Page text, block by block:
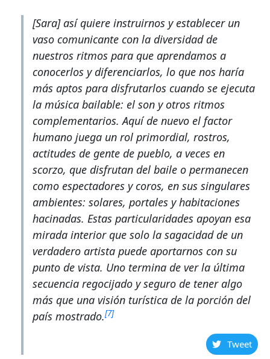
[Sara] así quiere instruirnos y establecer un
vaso comunicante con la diversidad de
nuestros ritmos para que aprendamos a
conocerlos y diferenciarlos, lo que nos haría
más aptos para disfrutarlos cuando se ejecuta
la música bailable: el son y otros ritmos
complementarios. Aquí de nuevo el factor
humano juega un rol primordial, rostros,
actitudes de gente de pueblo, a veces en
scorzo, que disfrutan del baile o permanecen
como espectadores y coros, en sus singulares
ambientes: solares, portales y habitaciones
hacinadas. Estas particularidades apoyan esa
mirada interior que solo la sagacidad de un
verdadero artista puede aportarnos con su
punto de vista. Uno termina de ver la última
secuencia regocijado y seguro de tener algo
más que una visión turística de la porción del
país mostrado.[7]
Tweet